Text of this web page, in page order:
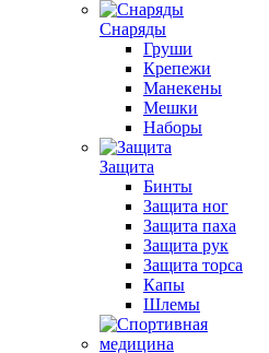
Снаряды
Груши
Крепежи
Манекены
Мешки
Наборы
Защита
Бинты
Защита ног
Защита паха
Защита рук
Защита торса
Капы
Шлемы